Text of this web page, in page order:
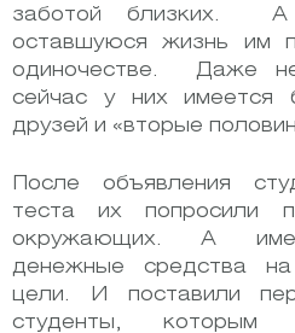
заботой близких.
оставшуюся жизнь им
одиночестве. Даже
сейчас у них имеется
друзей и «вторые
После объявления
теста их попросили
окружающих. А
денежные средства на
цели. И поставили
студенты, которым